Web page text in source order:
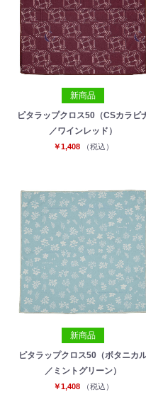
新商品
ピタラップクロス50（CSカラビ
／ワインレッド）
￥1,408 （税込）
新商品
ピタラップクロス50（ボタニカ
／ミントグリーン）
￥1,408 （税込）